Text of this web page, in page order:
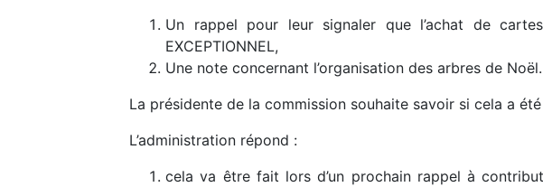
Un rappel pour leur signaler que l’achat de
EXCEPTIONNEL,
Une note concernant l’organisation des arbres de Noël.
La présidente de la commission souhaite savoir si cela a
L’administration répond :
cela va être fait lors d’un prochain rappel à